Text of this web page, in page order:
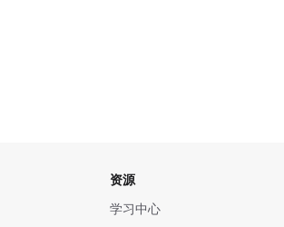
资源
学习中心